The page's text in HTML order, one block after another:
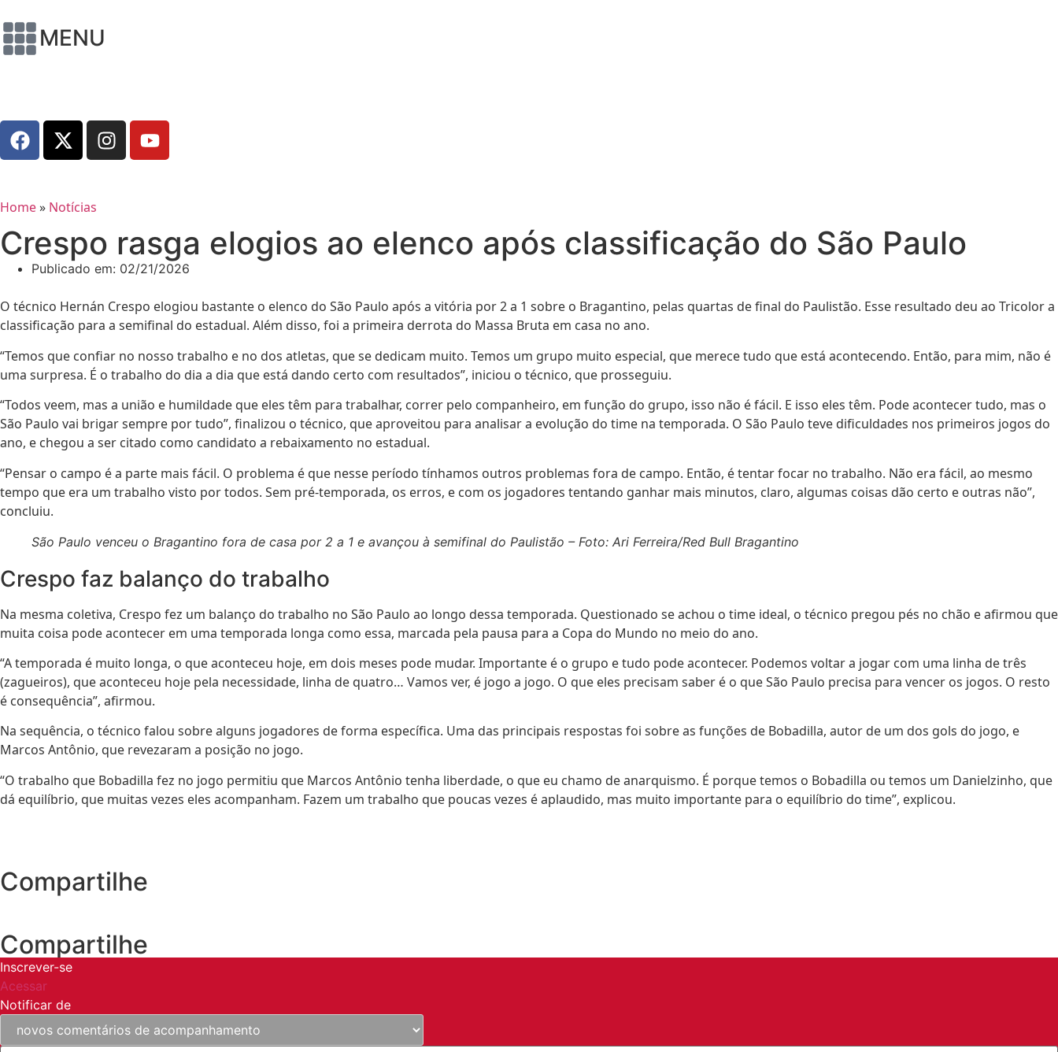
MENU
Home» Notícias
Crespo rasga elogios ao elenco após classificação do São Paulo
Publicado em: 02/21/2026
O técnico Hernán Crespo elogiou bastante o elenco do São Paulo após a vitória por 2 a 1 sobre o Bragantino, pelas quartas de final do Paulistão. Esse resultado deu ao Tricolor a
classificação para a semifinal do estadual. Além disso, foi a primeira derrota do Massa Bruta em casa no ano.
“Temos que confiar no nosso trabalho e no dos atletas, que se dedicam muito. Temos um grupo muito especial, que merece tudo que está acontecendo. Então, para mim, não é
uma surpresa. É o trabalho do dia a dia que está dando certo com resultados”, iniciou o técnico, que prosseguiu.
“Todos veem, mas a união e humildade que eles têm para trabalhar, correr pelo companheiro, em função do grupo, isso não é fácil. E isso eles têm. Pode acontecer tudo, mas o
São Paulo vai brigar sempre por tudo”, finalizou o técnico, que aproveitou para analisar a evolução do time na temporada. O São Paulo teve dificuldades nos primeiros jogos do
ano, e chegou a ser citado como candidato a rebaixamento no estadual.
“Pensar o campo é a parte mais fácil. O problema é que nesse período tínhamos outros problemas fora de campo. Então, é tentar focar no trabalho. Não era fácil, ao mesmo
tempo que era um trabalho visto por todos. Sem pré-temporada, os erros, e com os jogadores tentando ganhar mais minutos, claro, algumas coisas dão certo e outras não”,
concluiu.
São Paulo venceu o Bragantino fora de casa por 2 a 1 e avançou à semifinal do Paulistão – Foto: Ari Ferreira/Red Bull Bragantino
Crespo faz balanço do trabalho
Na mesma coletiva, Crespo fez um balanço do trabalho no São Paulo ao longo dessa temporada. Questionado se achou o time ideal, o técnico pregou pés no chão e afirmou que
muita coisa pode acontecer em uma temporada longa como essa, marcada pela pausa para a Copa do Mundo no meio do ano.
“A temporada é muito longa, o que aconteceu hoje, em dois meses pode mudar. Importante é o grupo e tudo pode acontecer. Podemos voltar a jogar com uma linha de três
(zagueiros), que aconteceu hoje pela necessidade, linha de quatro… Vamos ver, é jogo a jogo. O que eles precisam saber é o que São Paulo precisa para vencer os jogos. O resto
é consequência”, afirmou.
Na sequência, o técnico falou sobre alguns jogadores de forma específica. Uma das principais respostas foi sobre as funções de Bobadilla, autor de um dos gols do jogo, e
Marcos Antônio, que revezaram a posição no jogo.
“O trabalho que Bobadilla fez no jogo permitiu que Marcos Antônio tenha liberdade, o que eu chamo de anarquismo. É porque temos o Bobadilla ou temos um Danielzinho, que
dá equilíbrio, que muitas vezes eles acompanham. Fazem um trabalho que poucas vezes é aplaudido, mas muito importante para o equilíbrio do time”, explicou.
Compartilhe
Compartilhe
Inscrever-se
Acessar
Notificar de